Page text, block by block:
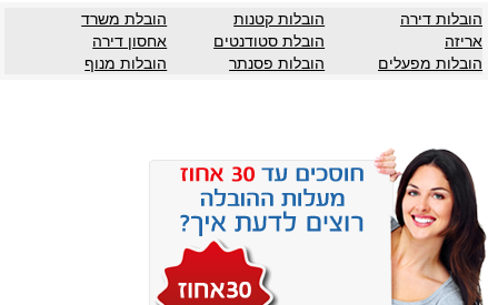
הובלות דירה הובלות קטנות
הובלת משרד
אריזה
הובלת סטודנטים
אחסון דירה
הובלות מפעלים
הובלות פסנתר הובלות מנוף